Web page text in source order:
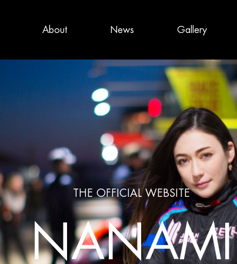
About News Gallery
THE OFFICIAL WEBSITE
NANAMI